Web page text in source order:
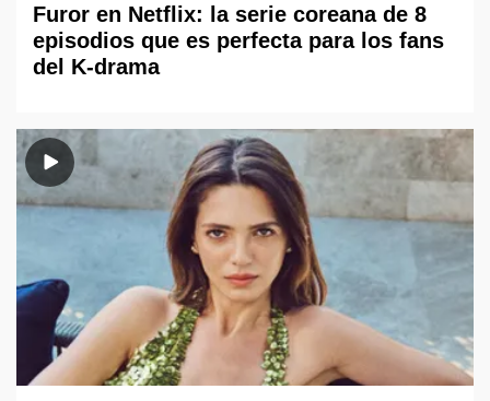
Furor en Netflix: la serie coreana de 8
episodios que es perfecta para los fans
del K-drama